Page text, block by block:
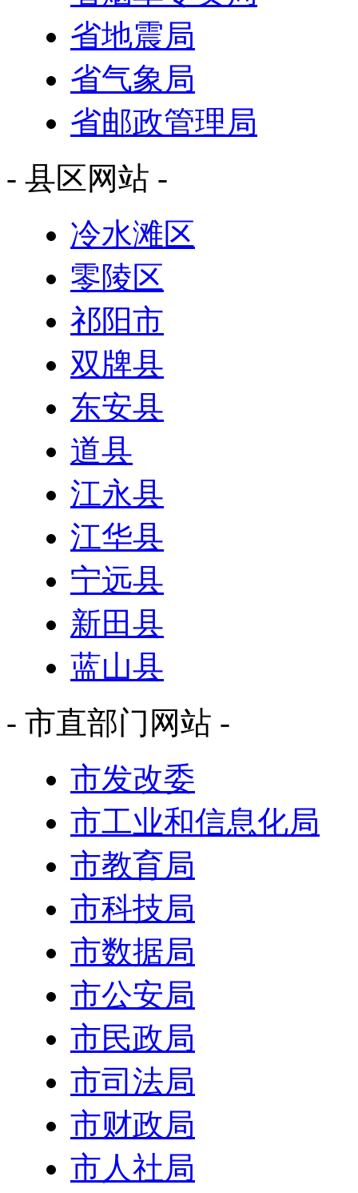
省地震局
省气象局
省邮政管理局
- 县区网站 -
冷水滩区
零陵区
祁阳市
双牌县
东安县
道县
江永县
江华县
宁远县
新田县
蓝山县
- 市直部门网站 -
市发改委
市工业和信息化局
市教育局
市科技局
市数据局
市公安局
市民政局
市司法局
市财政局
市人社局